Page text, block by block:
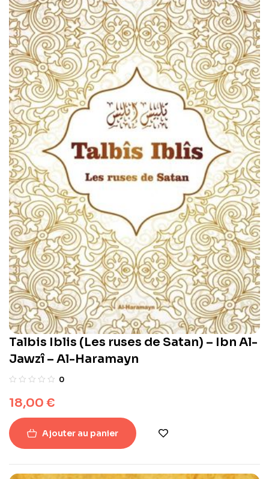
Talbis Iblis (Les ruses de Satan) – Ibn Al-
Jawzî – Al-Haramayn
0
18,00 €
Ajouter au panier